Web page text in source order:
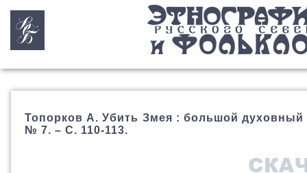
Топорков А. Убить Змея : большой духовный
№ 7. – С. 110-113.